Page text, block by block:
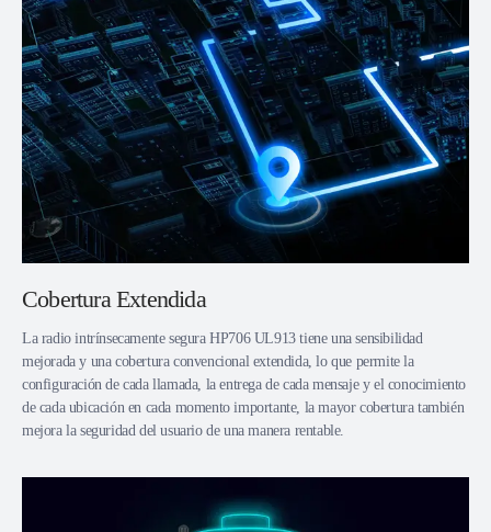
Cobertura Extendida
La radio intrínsecamente segura HP706 UL913 tiene una sensibilidad
mejorada y una cobertura convencional extendida, lo que permite la
configuración de cada llamada, la entrega de cada mensaje y el conocimiento
de cada ubicación en cada momento importante, la mayor cobertura también
mejora la seguridad del usuario de una manera rentable.